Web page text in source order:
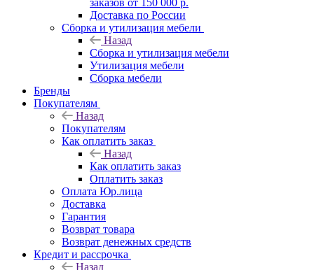
заказов от 150 000 р.
Доставка по России
Сборка и утилизация мебели
Назад
Сборка и утилизация мебели
Утилизация мебели
Сборка мебели
Бренды
Покупателям
Назад
Покупателям
Как оплатить заказ
Назад
Как оплатить заказ
Оплатить заказ
Оплата Юр.лица
Доставка
Гарантия
Возврат товара
Возврат денежных средств
Кредит и рассрочка
Назад